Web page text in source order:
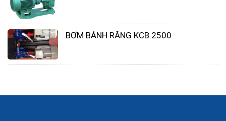
BƠM BÁNH RĂNG KCB 2500